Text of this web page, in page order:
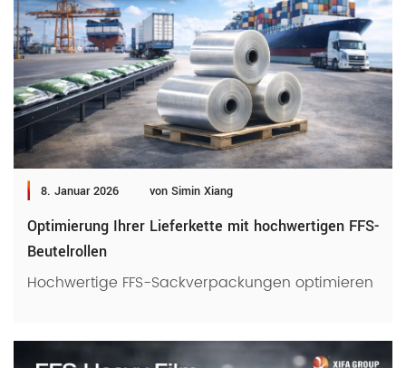
8. Januar 2026 von Simin Xiang
Optimierung Ihrer Lieferkette mit hochwertigen FFS-
Beutelrollen
Hochwertige FFS-Sackverpackungen optimieren